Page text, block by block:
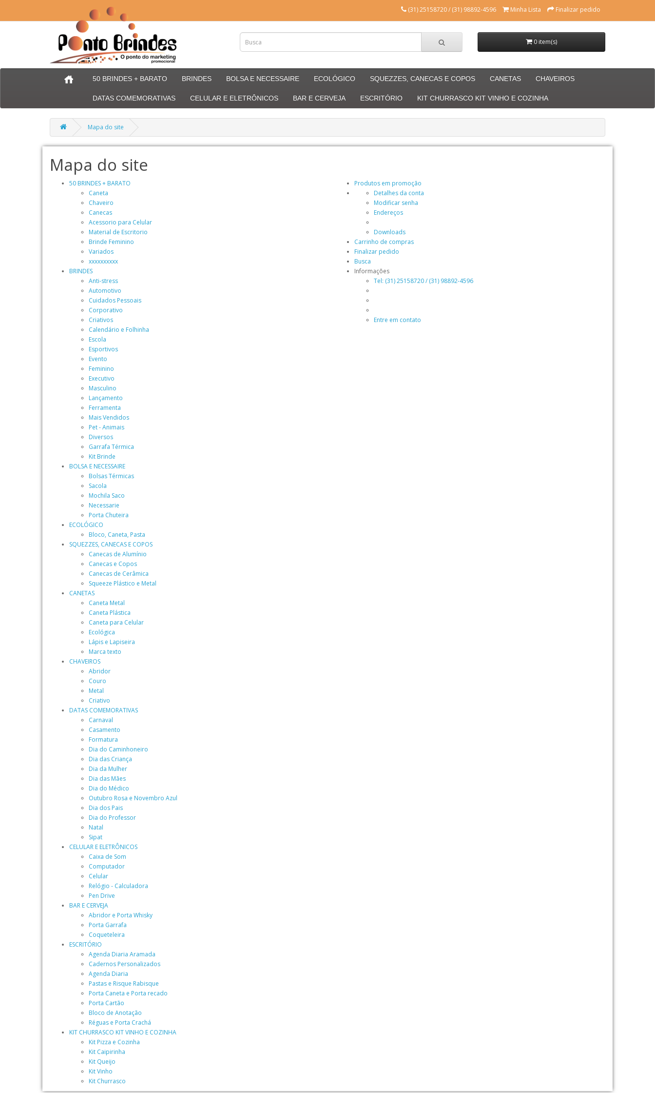
(31) 25158720 / (31) 98892-4596 Minha Lista Finalizar pedido
0 item(s)
50 BRINDES + BARATO BRINDES BOLSA E NECESSAIRE ECOLÓGICO SQUEZZES, CANECAS E COPOS CANETAS CHAVEIROS
DATAS COMEMORATIVAS CELULAR E ELETRÔNICOS BAR E CERVEJA ESCRITÓRIO KIT CHURRASCO KIT VINHO E COZINHA
Mapa do site
Mapa do site
50 BRINDES + BARATO
Caneta
Chaveiro
Canecas
Acessorio para Celular
Material de Escritorio
Brinde Feminino
Variados
xxxxxxxxxx
BRINDES
Anti-stress
Automotivo
Cuidados Pessoais
Corporativo
Criativos
Calendário e Folhinha
Escola
Esportivos
Evento
Feminino
Executivo
Masculino
Lançamento
Ferramenta
Mais Vendidos
Pet - Animais
Diversos
Garrafa Térmica
Kit Brinde
BOLSA E NECESSAIRE
Bolsas Térmicas
Sacola
Mochila Saco
Necessarie
Porta Chuteira
ECOLÓGICO
Bloco, Caneta, Pasta
SQUEZZES, CANECAS E COPOS
Canecas de Alumínio
Canecas e Copos
Canecas de Cerâmica
Squeeze Plástico e Metal
CANETAS
Caneta Metal
Caneta Plástica
Caneta para Celular
Ecológica
Lápis e Lapiseira
Marca texto
CHAVEIROS
Abridor
Couro
Metal
Criativo
DATAS COMEMORATIVAS
Carnaval
Casamento
Formatura
Dia do Caminhoneiro
Dia das Criança
Dia da Mulher
Dia das Mães
Dia do Médico
Outubro Rosa e Novembro Azul
Dia dos Pais
Dia do Professor
Natal
Sipat
CELULAR E ELETRÔNICOS
Caixa de Som
Computador
Celular
Relógio - Calculadora
Pen Drive
BAR E CERVEJA
Abridor e Porta Whisky
Porta Garrafa
Coqueteleira
ESCRITÓRIO
Agenda Diaria Aramada
Cadernos Personalizados
Agenda Diaria
Pastas e Risque Rabisque
Porta Caneta e Porta recado
Porta Cartão
Bloco de Anotação
Réguas e Porta Crachá
KIT CHURRASCO KIT VINHO E COZINHA
Kit Pizza e Cozinha
Kit Caipirinha
Kit Queijo
Kit Vinho
Kit Churrasco
Produtos em promoção
Detalhes da conta
Modificar senha
Endereços
Downloads
Carrinho de compras
Finalizar pedido
Busca
Informações
Tel: (31) 25158720 / (31) 98892-4596
Entre em contato